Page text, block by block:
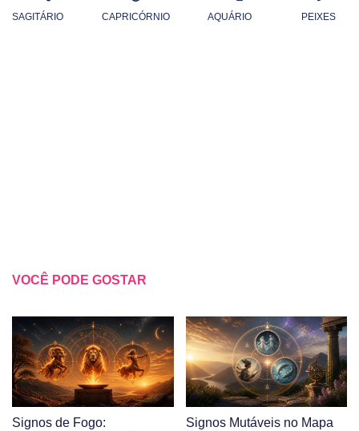
SAGITÁRIO CAPRICÓRNIO AQUÁRIO PEIXES
VOCÊ PODE GOSTAR
Signos de Fogo:
Signos Mutáveis no Mapa